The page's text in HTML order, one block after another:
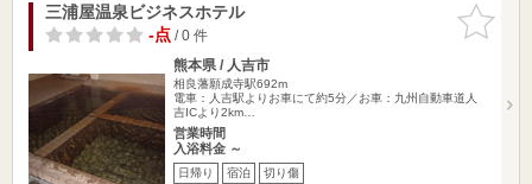
お気に入
りに追加
三浦屋温泉ビジネスホテル
-点/ 0 件
熊本県 / 人吉市
相良藩願成寺駅692m
電車：人吉駅よりお車にて約5分／お車：九州自動車道人
吉ICより2km…
営業時間
入浴料金 ～
日帰り 宿泊 切り傷